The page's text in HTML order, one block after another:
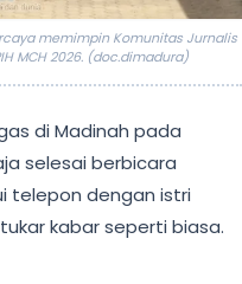
memimpin Komunitas Jurnalis
MCH 2026. (doc.dimadura)
di Madinah pada
selesai berbicara
telepon dengan istri
kabar seperti biasa.